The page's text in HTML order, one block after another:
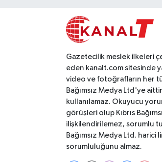
Gazetecilik meslek ilkeleri
eden kanalt.com sitesinde
video ve fotoğrafların her
Bağımsız Medya Ltd'ye
kullanılamaz. Okuyucu
görüşleri olup Kıbrıs
ilişkilendirilemez, sorumlu
Bağımsız Medya Ltd. harici
sorumluluğunu almaz.